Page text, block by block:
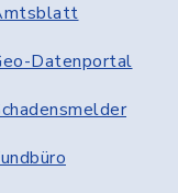
Datenportal